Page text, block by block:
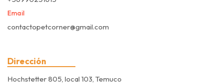
Email
contactopetcorner@gmail.com
Dirección
Hochstetter 805, local 103, Temuco